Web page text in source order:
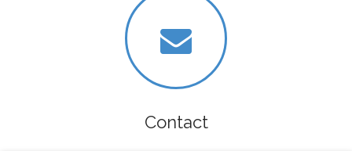
Contact